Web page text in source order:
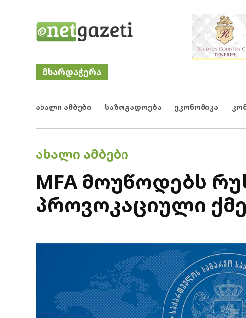
Netgazeti
მხარდაჭერა
ახალი ამბები საზოგადოება ეკონომიკა
POSTED
ᲐᲮᲐᲚᲘ ᲐᲛᲑᲔᲑᲘ
MFA მოუწოდებს
პროვოკაციული